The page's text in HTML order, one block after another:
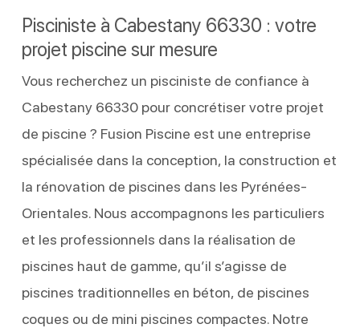
Pisciniste à Cabestany 66330 : votre
projet piscine sur mesure
Vous recherchez un pisciniste de confiance à
Cabestany 66330 pour concrétiser votre projet
de piscine ? Fusion Piscine est une entreprise
spécialisée dans la conception, la construction et
la rénovation de piscines dans les Pyrénées-
Orientales. Nous accompagnons les particuliers
et les professionnels dans la réalisation de
piscines haut de gamme, qu’il s’agisse de
piscines traditionnelles en béton, de piscines
coques ou de mini piscines compactes. Notre